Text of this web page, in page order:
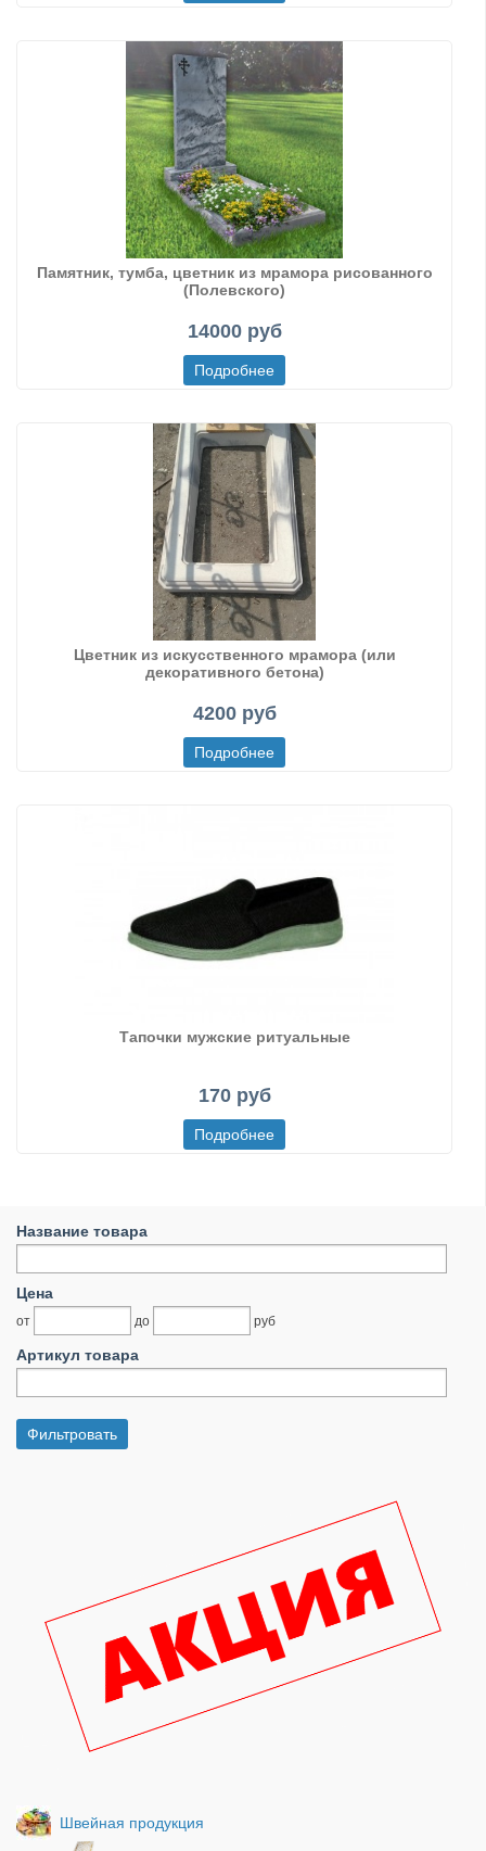
Памятник, тумба, цветник из мрамора рисованного
(Полевского)
14000 руб
Цветник из искусственного мрамора (или
декоративного бетона)
4200 руб
Тапочки мужские ритуальные
170 руб
Название товара
Цена
от до руб
Артикул товара
Швейная продукция